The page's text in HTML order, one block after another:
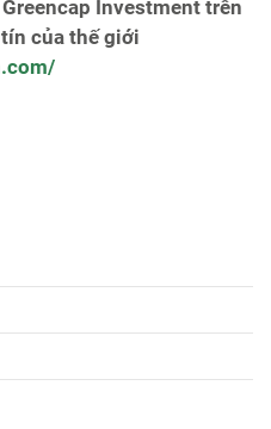
Investment trên
của thế giới